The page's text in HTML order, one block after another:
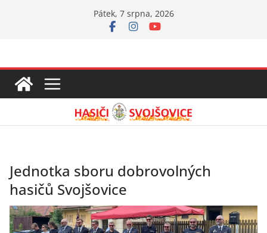
Pátek, 7 srpna, 2026
Jednotka sboru dobrovolných
hasičů Svojšovice